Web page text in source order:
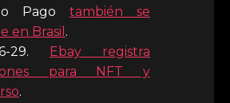
Pago también se
en Brasil .
29. Ebay registra
para NFT y
.